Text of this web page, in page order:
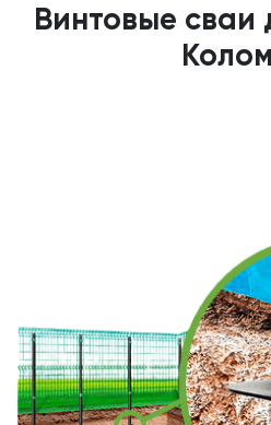
Винтовые сваи